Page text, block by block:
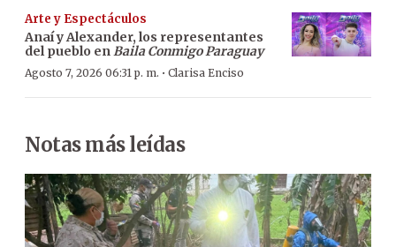
Arte y Espectáculos
Anaí y Alexander, los representantes
del pueblo enBaila Conmigo Paraguay
Agosto 7, 2026 06:31 p. m. · Clarisa Enciso
Notas más leídas